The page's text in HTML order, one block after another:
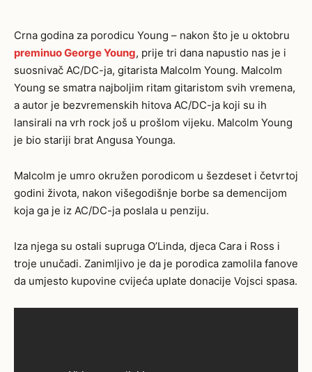
Crna godina za porodicu Young – nakon što je u oktobru
preminuo George Young, prije tri dana napustio nas je i
suosnivač AC/DC-ja, gitarista Malcolm Young. Malcolm
Young se smatra najboljim ritam gitaristom svih vremena,
a autor je bezvremenskih hitova AC/DC-ja koji su ih
lansirali na vrh rock još u prošlom vijeku. Malcolm Young
je bio stariji brat Angusa Younga.
Malcolm je umro okružen porodicom u šezdeset i četvrtoj
godini života, nakon višegodišnje borbe sa demencijom
koja ga je iz AC/DC-ja poslala u penziju.
Iza njega su ostali supruga O’Linda, djeca Cara i Ross i
troje unučadi. Zanimljivo je da je porodica zamolila fanove
da umjesto kupovine cvijeća uplate donacije Vojsci spasa.